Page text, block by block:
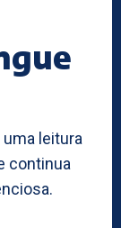
leitura
continua